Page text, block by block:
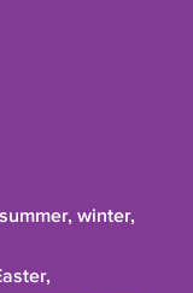
winter,